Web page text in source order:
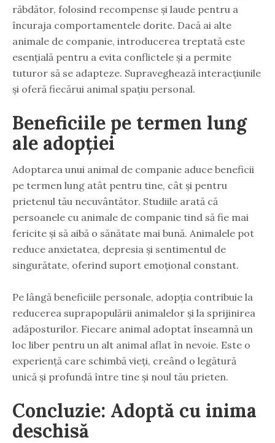
răbdător, folosind recompense și laude pentru a
încuraja comportamentele dorite. Dacă ai alte
animale de companie, introducerea treptată este
esențială pentru a evita conflictele și a permite
tuturor să se adapteze. Supraveghează interacțiunile
și oferă fiecărui animal spațiu personal.
Beneficiile pe termen lung
ale adopției
Adoptarea unui animal de companie aduce beneficii
pe termen lung atât pentru tine, cât și pentru
prietenul tău necuvântător. Studiile arată că
persoanele cu animale de companie tind să fie mai
fericite și să aibă o sănătate mai bună. Animalele pot
reduce anxietatea, depresia și sentimentul de
singurătate, oferind suport emoțional constant.
Pe lângă beneficiile personale, adopția contribuie la
reducerea suprapopulării animalelor și la sprijinirea
adăposturilor. Fiecare animal adoptat înseamnă un
loc liber pentru un alt animal aflat în nevoie. Este o
experiență care schimbă vieți, creând o legătură
unică și profundă între tine și noul tău prieten.
Concluzie: Adoptă cu inima
deschisă